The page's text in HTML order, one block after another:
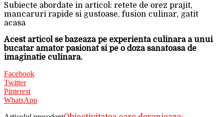
Subiecte abordate in articol: retete de orez prajit,
mancaruri rapide si gustoase, fusion culinar, gatit
acasa
Acest articol se bazeaza pe experienta culinara a unui
bucatar amator pasionat si pe o doza sanatoasa de
imaginatie culinara.
Facebook
Twitter
Pinterest
WhatsApp